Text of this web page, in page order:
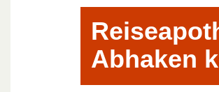
Abhaken